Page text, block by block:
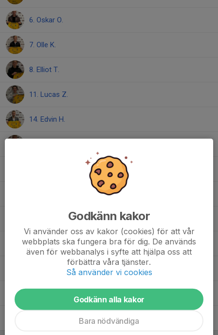
6. Oskar O.
7. Olle K.
8. Elliot T.
11. Lucas Z.
14. Edvin H.
Hussein A.
Godkänn kakor
Vi använder oss av kakor (cookies) för att vår
webbplats ska fungera bra för dig. De används
även för webbanalys i syfte att hjälpa oss att
förbättra våra tjänster.
Så använder vi cookies
Godkänn alla kakor
Bara nödvändiga